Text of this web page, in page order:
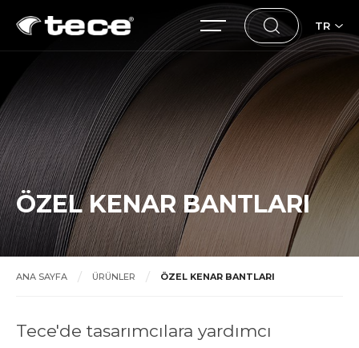
TR
ÖZEL KENAR BANTLARI
ANA SAYFA ÜRÜNLER ÖZEL KENAR BANTLARI
Tece'de tasarımcılara yardımcı